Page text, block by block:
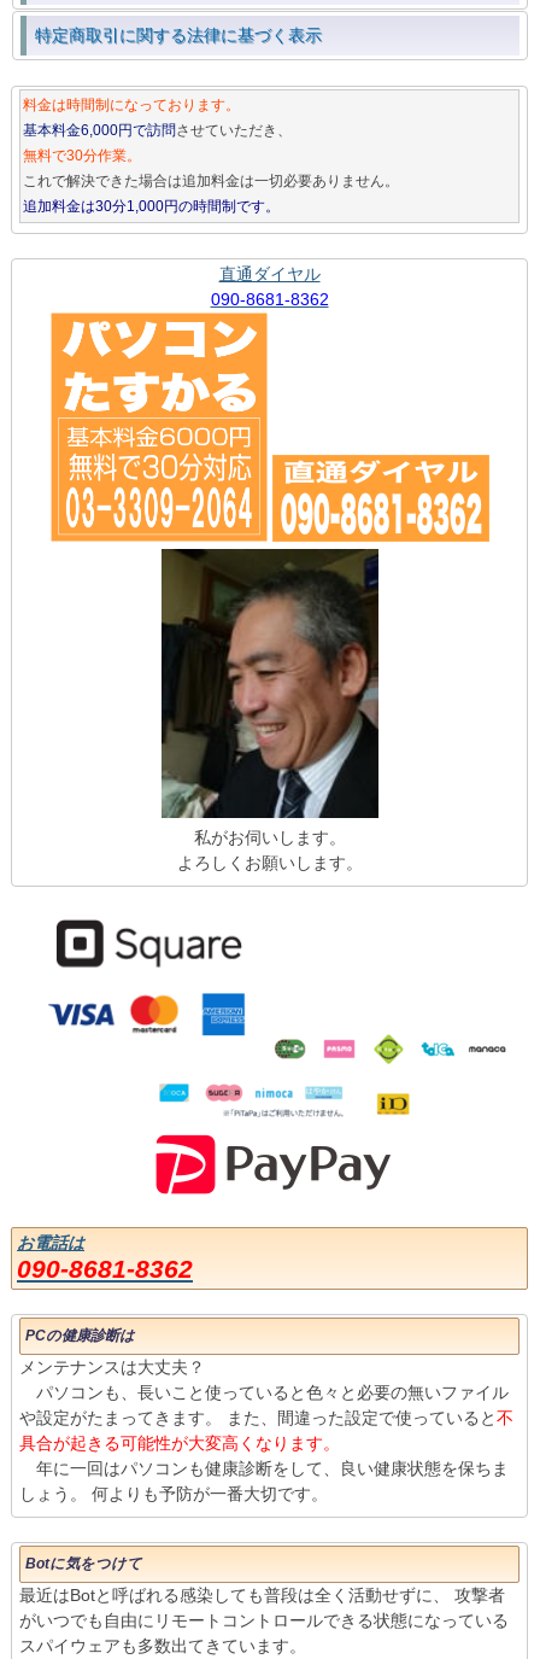
特定商取引に関する法律に基づく表示
料金は時間制になっております。
基本料金6,000円で訪問させていただき、
無料で30分作業。
これで解決できた場合は追加料金は一切必要ありません。
追加料金は30分1,000円の時間制です。
直通ダイヤル
090-8681-8362
私がお伺いします。
よろしくお願いします。
お電話は
090-8681-8362
PCの健康診断は
メンテナンスは大丈夫？
パソコンも、長いこと使っていると色々と必要の無いファイル
や設定がたまってきます。 また、間違った設定で使っていると不
具合が起きる可能性が大変高くなります。
年に一回はパソコンも健康診断をして、良い健康状態を保ちま
しょう。 何よりも予防が一番大切です。
Botに気をつけて
最近はBotと呼ばれる感染しても普段は全く活動せずに、 攻撃者
がいつでも自由にリモートコントロールできる状態になっている
スパイウェアも多数出てきています。